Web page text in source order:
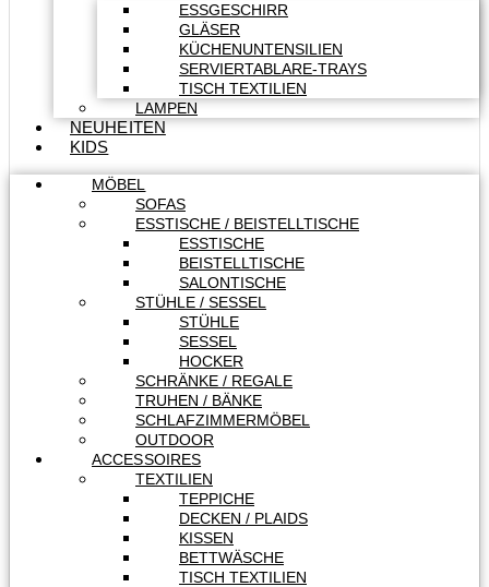
ESSGESCHIRR
GLÄSER
KÜCHENUNTENSILIEN
SERVIERTABLARE-TRAYS
TISCH TEXTILIEN
LAMPEN
NEUHEITEN
KIDS
MÖBEL
SOFAS
ESSTISCHE / BEISTELLTISCHE
ESSTISCHE
BEISTELLTISCHE
SALONTISCHE
STÜHLE / SESSEL
STÜHLE
SESSEL
HOCKER
SCHRÄNKE / REGALE
TRUHEN / BÄNKE
SCHLAFZIMMERMÖBEL
OUTDOOR
ACCESSOIRES
TEXTILIEN
TEPPICHE
DECKEN / PLAIDS
KISSEN
BETTWÄSCHE
TISCH TEXTILIEN